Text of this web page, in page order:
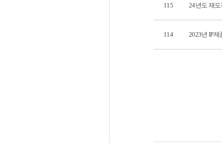
115 24년도 재
114 2023년 IP